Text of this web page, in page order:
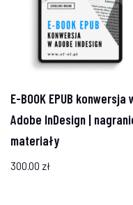
E-BOOK EPUB konwersja
Adobe InDesign |
materiały
300.00 zł